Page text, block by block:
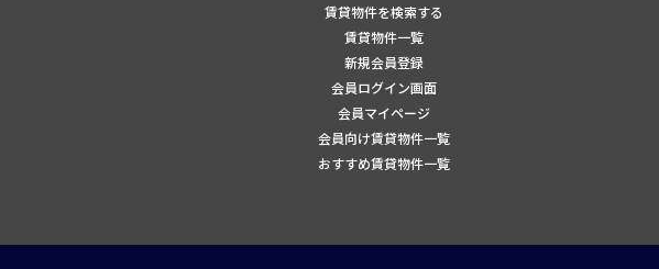
賃貸物件を検索する
賃貸物件一覧
新規会員登録
会員ログイン画面
会員マイページ
会員向け賃貸物件一覧
おすすめ賃貸物件一覧